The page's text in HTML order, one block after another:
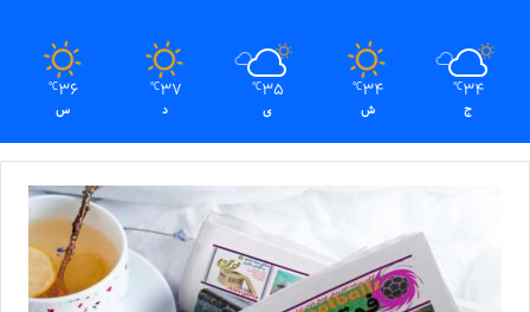
34
℃
ج
34
℃
ش
35
℃
ی
37
℃
د
36
℃
س